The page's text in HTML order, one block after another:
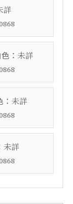
詳
： 未詳
未詳
未詳